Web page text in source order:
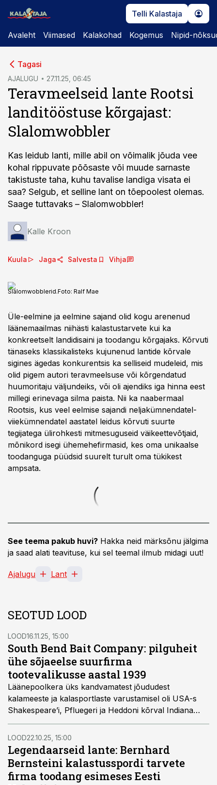
Telli Kalastaja
Avaleht Viimased Kalakohad Kogemus Nipid-
Tagasi
AJALUGU 27.11.25, 06:45
Teravmeelseid lante Rootsi
landitööstuse kõrgajast:
Slalomwobbler
Kas leidub lanti, mille abil on võimalik jõuda vee
kohal rippuvate põõsaste või muude sarnaste
takistuste taha, kuhu tavalise landiga visata ei
saa? Selgub, et selline lant on tõepoolest olemas.
Saage tuttavaks – Slalomwobbler!
Kalle Kroon
Kuula Jaga Salvesta Vihja
Slalomwobblerid.Foto: Ralf Mae
Üle-eelmine ja eelmine sajand olid kogu arenenud
läänemaailmas niihästi kalastustarvete kui ka
konkreetselt landidisaini ja toodangu kõrgajaks. Kõrvuti
tänaseks klassikalisteks kujunenud lantide kõrvale
sigines ägedas konkurentsis ka selliseid mudeleid, mis
olid pigem autori teravmeelsuse või kõrgendatud
huumoritaju väljundeiks, või oli ajendiks iga hinna eest
millegi erinevaga silma paista. Nii ka naabermaal
Rootsis, kus veel eelmise sajandi neljakümnendatel-
viiekümnendatel aastatel leidus kõrvuti suurte
tegijatega ülirohkesti mitmesuguseid väikeettevõtjaid,
mõnikord isegi ühemehefirmasid, kes oma unikaalse
toodanguga püüdsid suurelt turult oma tükikest
ampsata.
See teema pakub huvi? Hakka neid märksõnu jälgima
ja saad alati teavituse, kui sel teemal ilmub midagi uut!
Ajalugu Lant
SEOTUD LOOD
LOOD16.11.25, 15:00
South Bend Bait Company: pilguheit
ühe sõjaeelse suurfirma
tootevalikusse aastal 1939
Läänepoolkera üks kandvamatest jõududest
kalameeste ja kalasportlaste varustamisel oli USA-s
Shakespeare’i, Pfluegeri ja Heddoni kõrval Indiana
osariigis asuv firma South Bend. Kuigi ettevõtte nimi on
ühe või teise tootega läbi vilksatanud ka varem, on
kasulik heita põhjalikum pilk konkreetselt aega enne
sõda, et näha ja taibata neid olusid, tootelahendusi ja
suundumusi nii ritvade, rullide kui ka nööride vallas,
mis tollal valitsesid ning mis võiks olla kasulikuks
LOOD22.10.25, 15:00
Legendaarseid lante: Bernhard
Bernsteini kalastusspordi tarvete
firma toodang esimeses Eesti